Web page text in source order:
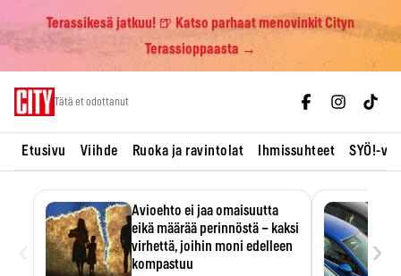
Terassikesä jatkuu! 🍺 Katso parhaat menovinkit Cityn
Terassioppaasta →
Tätä et odottanut
Etusivu Viihde Ruoka ja ravintolat Ihmissuhteet SYÖ!-
Avioehto ei jaa omaisuutta
eikä määrää perinnöstä – kaksi
virhettä, joihin moni edelleen
kompastuu
›